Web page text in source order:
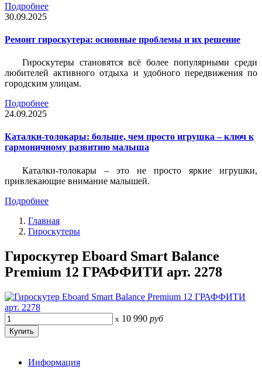
Подробнее
30.09.2025
Ремонт гироскутера: основные проблемы и их решение
Гироскутеры становятся всё более популярными среди
любителей активного отдыха и удобного передвижения по
городским улицам.
Подробнее
24.09.2025
Каталки-толокары: больше, чем просто игрушка – ключ к
гармоничному развитию малыша
Каталки-толокары – это не просто яркие игрушки,
привлекающие внимание малышей.
Подробнее
Главная
Гироскутеры
Гироскутер Eboard Smart Balance
Premium 12 ГРАФФИТИ арт. 2278
x 10 990 руб
Информация